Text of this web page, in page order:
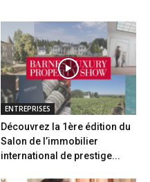
ENTREPRISES
Découvrez la 1ère édition du
Salon de l’immobilier
international de prestige...